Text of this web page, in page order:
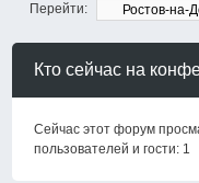
Перейти:
Кто сейчас на
Сейчас этот форум
пользователей и гости: 1